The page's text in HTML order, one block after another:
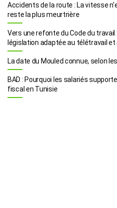
Accidents de la route : La vitesse
reste la plus meurtrière
Vers une refonte du Code du travail
législation adaptée au télétravail
La date du Mouled connue, selon
BAD : Pourquoi les salariés
fiscal en Tunisie